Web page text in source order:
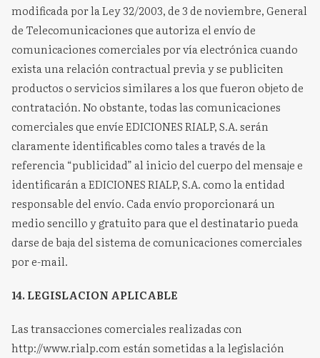
modificada por la Ley 32/2003, de 3 de noviembre, General
de Telecomunicaciones que autoriza el envío de
comunicaciones comerciales por vía electrónica cuando
exista una relación contractual previa y se publiciten
productos o servicios similares a los que fueron objeto de
contratación. No obstante, todas las comunicaciones
comerciales que envíe EDICIONES RIALP, S.A. serán
claramente identificables como tales a través de la
referencia “publicidad” al inicio del cuerpo del mensaje e
identificarán a EDICIONES RIALP, S.A. como la entidad
responsable del envío. Cada envío proporcionará un
medio sencillo y gratuito para que el destinatario pueda
darse de baja del sistema de comunicaciones comerciales
por e-mail.
14. LEGISLACION APLICABLE
Las transacciones comerciales realizadas con
http://www.rialp.com están sometidas a la legislación